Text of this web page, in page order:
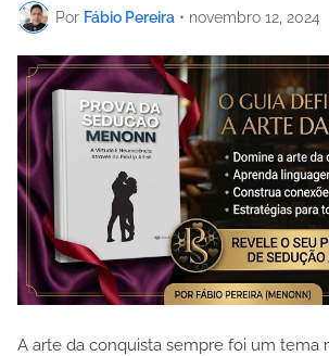
Por Fábio Pereira • novembro 12, 2024
A arte da conquista sempre foi um tema